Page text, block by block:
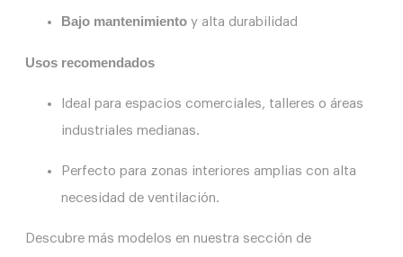
Bajo mantenimiento y alta durabilidad
Usos recomendados
Ideal para espacios comerciales, talleres o áreas
industriales medianas.
Perfecto para zonas interiores amplias con alta
necesidad de ventilación.
Descubre más modelos en nuestra sección de